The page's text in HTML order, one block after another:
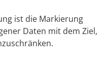
ist die Markierung
Daten mit dem Ziel,